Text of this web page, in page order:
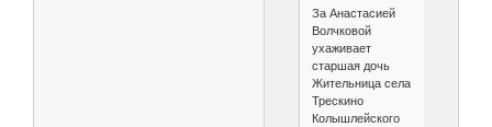
За Анастасией
Волчковой
ухаживает
старшая дочь
Жительница села
Трескино
Колышлейского